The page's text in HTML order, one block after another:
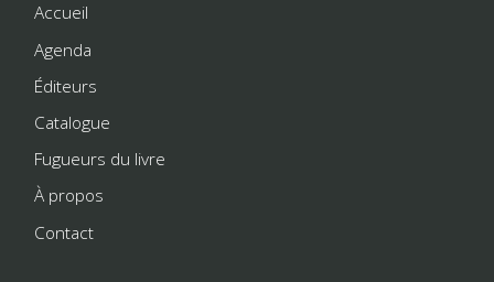
Accueil
Agenda
Éditeurs
Catalogue
Fugueurs du livre
À propos
Contact